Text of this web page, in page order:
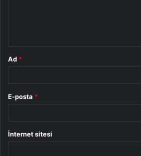
Ad *
E-posta *
İnternet sitesi